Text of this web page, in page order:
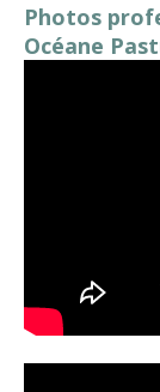
Photos
Océane